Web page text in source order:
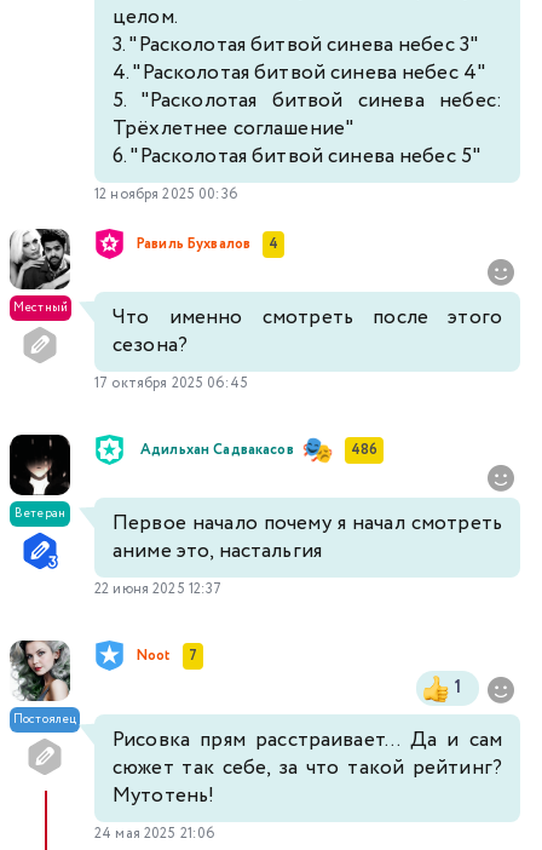
целом.
3. "Расколотая битвой синева небес 3"
4. "Расколотая битвой синева небес 4"
5. "Расколотая битвой синева небес:
Трёхлетнее соглашение"
6. "Расколотая битвой синева небес 5"
12 ноября 2025 00:36
Местный
Равиль Бухвалов 4
Что именно смотреть после этого
сезона?
17 октября 2025 06:45
Ветеран
Адильхан Садвакасов 486
Первое начало почему я начал смотреть
аниме это, настальгия
22 июня 2025 12:37
Постоялец
Noot 7
1
Рисовка прям расстраивает... Да и сам
сюжет так себе, за что такой рейтинг?
Мутотень!
24 мая 2025 21:06